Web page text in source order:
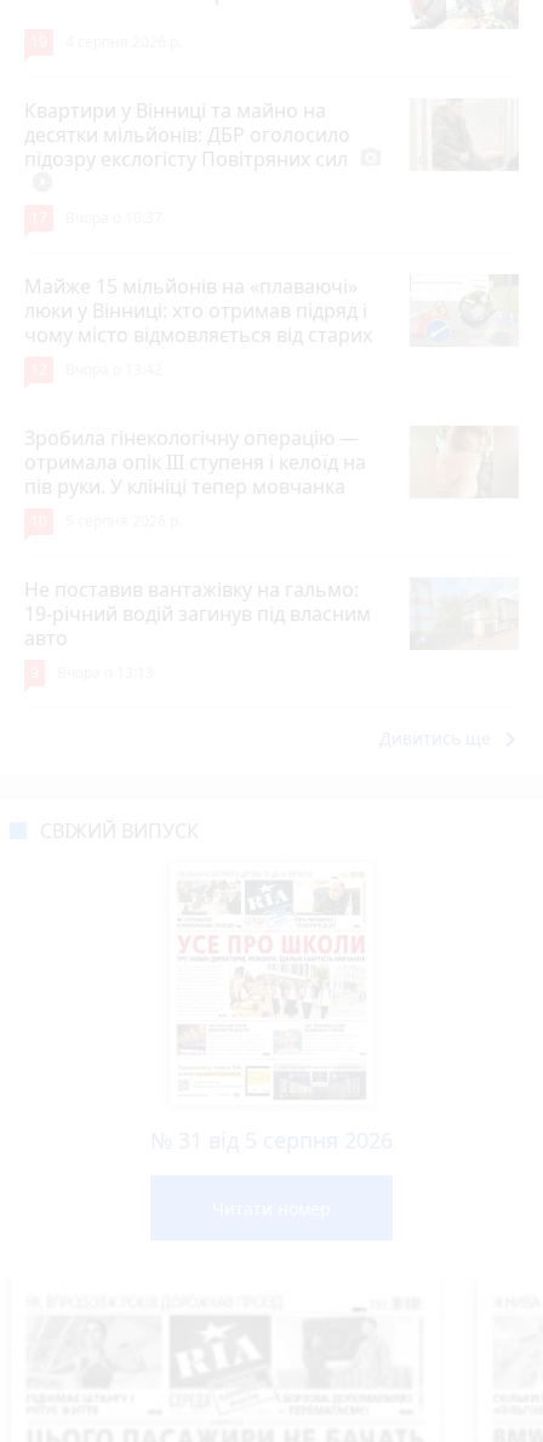
Квартири у Вінниці та майно на
десятки мільйонів: ДБР оголосило
підозру екслогісту Повітряних сил
Майже 15 мільйонів на «плаваючі»
люки у Вінниці: хто отримав підряд і
чому місто відмовляється від старих
Зробила гінекологічну операцію —
отримала опік ІІІ ступеня і келоїд на
пів руки. У клініці тепер мовчанка
Не поставив вантажівку на гальмо:
19-річний водій загинув під власним
авто